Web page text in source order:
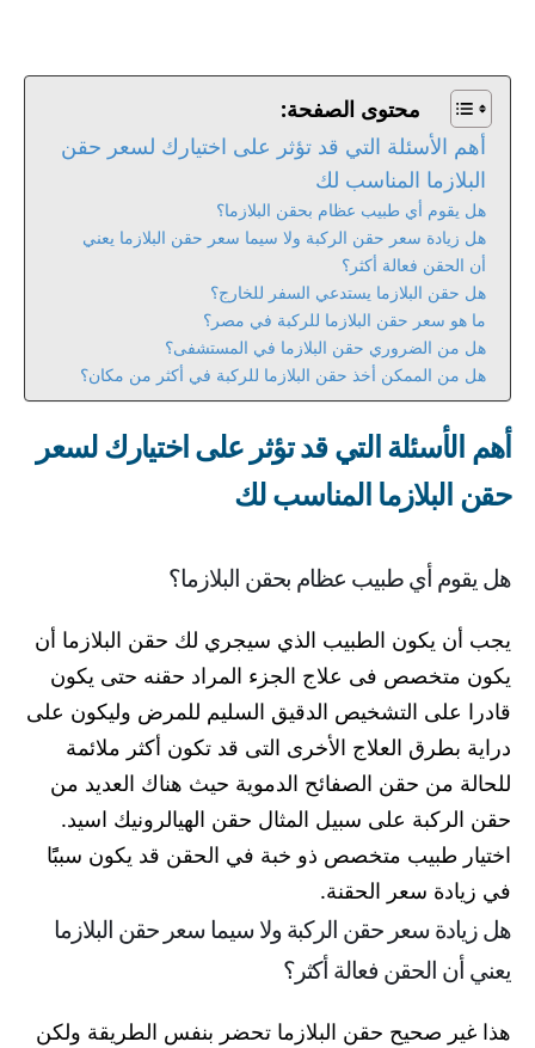
محتوى الصفحة:
أهم الأسئلة التي قد تؤثر على اختيارك لسعر حقن
البلازما المناسب لك
هل يقوم أي طبيب عظام بحقن البلازما؟
هل زيادة سعر حقن الركبة ولا سيما سعر حقن البلازما يعني
أن الحقن فعالة أكثر؟
هل حقن البلازما يستدعي السفر للخارج؟
ما هو سعر حقن البلازما للركبة في مصر؟
هل من الضروري حقن البلازما في المستشفى؟
هل من الممكن أخذ حقن البلازما للركبة في أكثر من مكان؟
أهم الأسئلة التي قد تؤثر على اختيارك لسعر
حقن البلازما المناسب لك
هل يقوم أي طبيب عظام بحقن البلازما؟
يجب أن يكون الطبيب الذي سيجري لك حقن البلازما أن
يكون متخصص فى علاج الجزء المراد حقنه حتى يكون
قادرا على التشخيص الدقيق السليم للمرض وليكون على
دراية بطرق العلاج الأخرى التى قد تكون أكثر ملائمة
للحالة من حقن الصفائح الدموية حيث هناك العديد من
حقن الركبة على سبيل المثال حقن الهيالرونيك اسيد.
اختيار طبيب متخصص ذو خبة في الحقن قد يكون سببًًا
في زيادة سعر الحقنة.
هل زيادة سعر حقن الركبة ولا سيما سعر حقن البلازما
يعني أن الحقن فعالة أكثر؟
هذا غير صحيح حقن البلازما تحضر بنفس الطريقة ولكن